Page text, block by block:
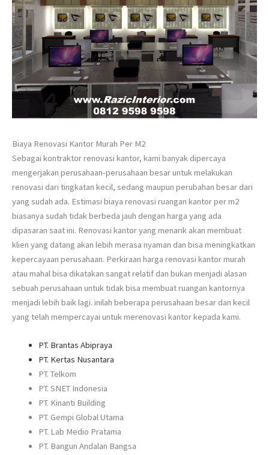
Biaya Renovasi Kantor Murah Per M2
Sebagai kontraktor renovasi kantor, kami banyak dipercaya
mengerjakan perusahaan-perusahaan besar untuk melakukan
renovasi dari tingkatan kecil, sedang maupun perubahan besar dari
yang sudah ada. Estimasi biaya renovasi ruangan kantor per m2
biasanya sudah tidak berbeda jauh dengan harga yang ada
dipasaran saat ini. Renovasi kantor yang menarik akan membuat
klien yang datang akan lebih merasa nyaman dan bisa meningkatkan
kepercayaan perusahaan. Perkiraan harga renovasi kantor murah
atau mahal bisa dikatakan sangat relatif dan bukan menjadi alasan
sebuah perusahaan untuk tidak bisa membuat ruangan kantornya
menjadi lebih baik lagi. inilah beberapa perusahaan besar dan kecil
yang telah mempercayai untuk merenovasi kantor kepada kami.
PT. Brantas Abipraya
PT. Kertas Nusantara
PT. Telkom
PT. SNET Indonesia
PT. Kinanti Building
PT. Gempi Global Utama
PT. Lab Medio Pratama
PT. Bangun Andalan Bangsa